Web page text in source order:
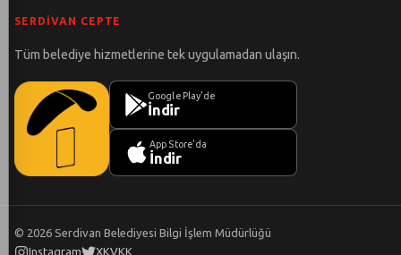
SERDIVAN CEPTE
Tüm belediye hizmetlerine tek uygulamadan ulaşın.
Google Play'de
İndir
App Store'da
İndir
© 2026 Serdivan Belediyesi Bilgi İşlem Müdürlüğü
Instagram
XKVKK